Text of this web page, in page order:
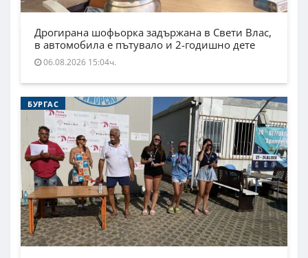
Дрогирана шофьорка задържана в Свети Влас,
в автомобила е пътувало и 2-годишно дете
06.08.2026 15:04ч.
БУРГАС